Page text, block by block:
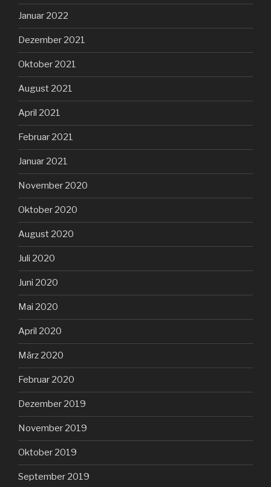
Januar 2022
Dezember 2021
Oktober 2021
August 2021
April 2021
Februar 2021
Januar 2021
November 2020
Oktober 2020
August 2020
Juli 2020
Juni 2020
Mai 2020
April 2020
März 2020
Februar 2020
Dezember 2019
November 2019
Oktober 2019
September 2019